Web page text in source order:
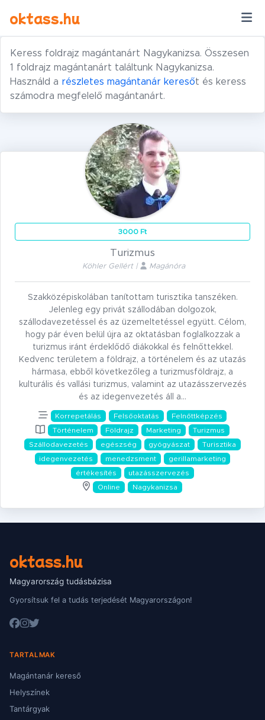
oktass.hu
Keress foldrajz magántanárt Nagykanizsa. Összesen
1 foldrajz magántanárt találtunk Nagykanizsa.
Használd a részletes magántanár keresőt és keress
számodra megfelelő magántanárt.
3000 Ft
Turizmus
Köhler Gellért | Magánóra
Szakközépiskolában tanítottam turisztika tanszéken.
Jelenleg egy privát szállodában dolgozok,
szállodavezetéssel és az üzemeltetéssel együtt. Célom,
hogy pár éven belül újra az oktatásban foglalkozzak a
turizmus iránt érdeklődő diákokkal és felnőttekkel.
Kedvenc területem a földrajz, a történelem és az utazás
hármasa, ebből következőleg a turizmusföldrajz, a
kulturális és vallási turizmus, valamint az utazásszervezés
és az idegenvezetés áll a…
Korrepetálás Felsőoktatás
Felnőttképzés
Történelem
Földrajz Marketing
Turizmus
Szállodavezetés
egészség gyógyászat
Turisztika
idegenvezetés
menedzsment
gerillamarketing
értékesítés
utazásszervezés
Online
Nagykanizsa
oktass.hu
Magyarország tudásbázisa
Gyorsítsuk fel a tudás terjedését Magyarországon!
TARTALMAK
Magántanár kereső
Helyszínek
Tantárgyak